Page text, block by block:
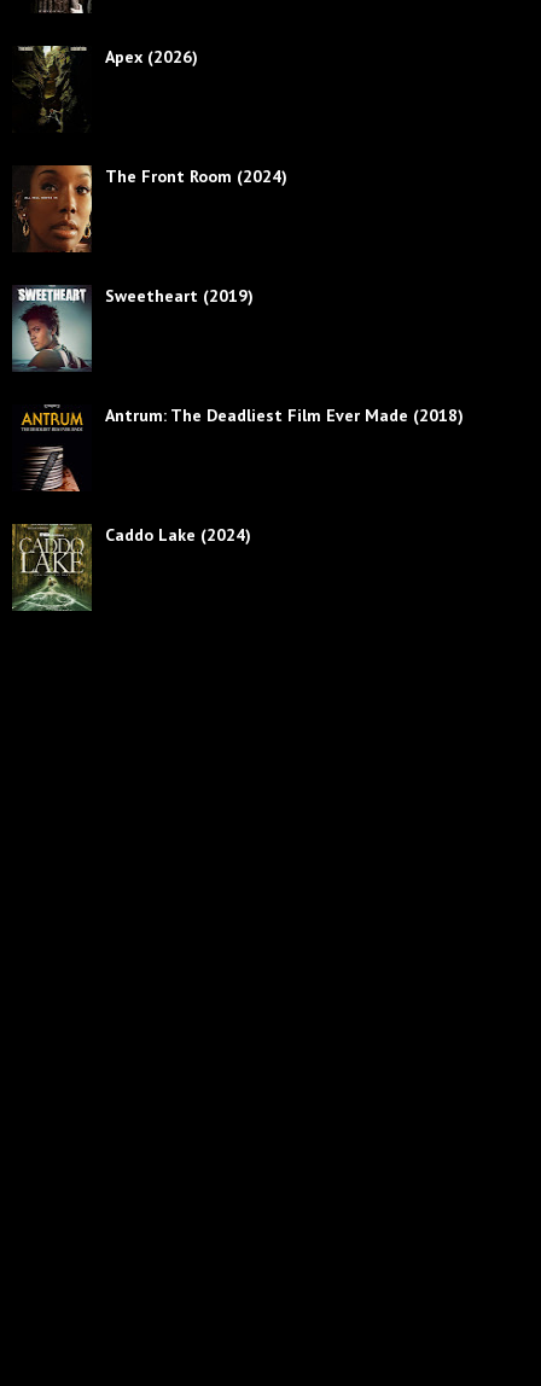
Apex (2026)
The Front Room (2024)
Sweetheart (2019)
Antrum: The Deadliest Film Ever Made (2018)
Caddo Lake (2024)